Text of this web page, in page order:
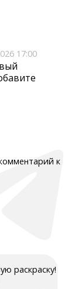
17:00
к
раскраску!